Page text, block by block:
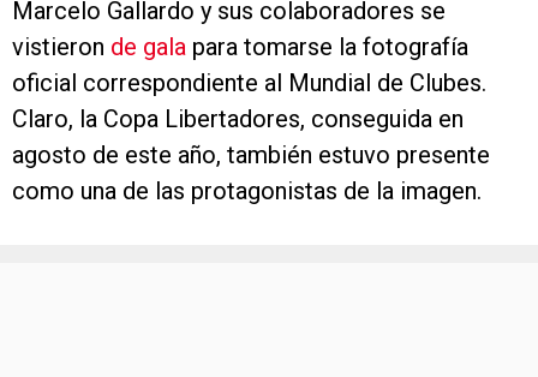
Marcelo Gallardo y sus colaboradores se
vistieron de gala para tomarse la fotografía
oficial correspondiente al Mundial de Clubes.
Claro, la Copa Libertadores, conseguida en
agosto de este año, también estuvo presente
como una de las protagonistas de la imagen.